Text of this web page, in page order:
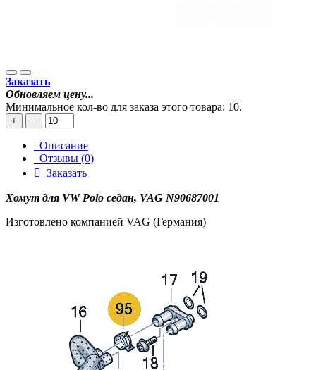
Заказать
Обновляем цену...
Минимальное кол-во для заказа этого товара: 10.
+ −
Описание
Отзывы (0)
Заказать
Хомут для VW Polo седан, VAG N90687001
Изготовлено компанией VAG (Германия)